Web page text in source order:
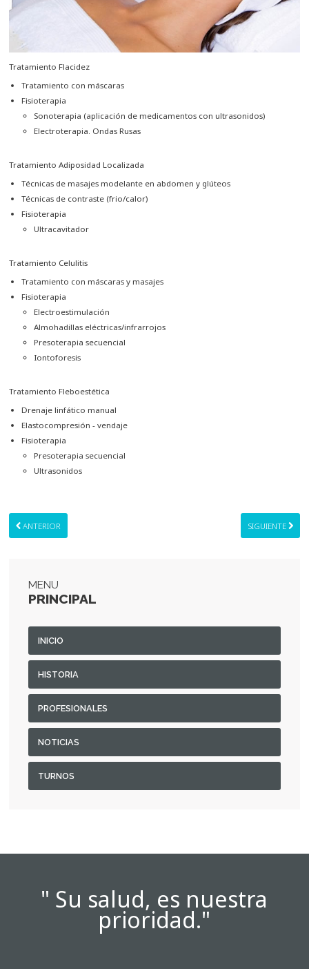
Noticias
Turnos
SAMPLE
SIDEBAR
MODULE
is
sample
module
published
sidebar_bottom
position,
using
the
sidebar
module
suffix.
There
also
sidebar_top
the
search.
Tratamiento Flacidez
Tratamiento con máscaras
Fisioterapia
Sonoterapia (aplicación de medicamentos con ultrasonidos)
Electroterapia. Ondas Rusas
Tratamiento Adiposidad Localizada
Técnicas de masajes modelante en abdomen y glúteos
Técnicas de contraste (frio/calor)
Fisioterapia
Ultracavitador
Tratamiento Celulitis
Tratamiento con máscaras y masajes
Fisioterapia
Electroestimulación
Almohadillas eléctricas/infrarrojos
Presoterapia secuencial
Iontoforesis
Tratamiento Fleboestética
Drenaje linfático manual
Elastocompresión - vendaje
Fisioterapia
Presoterapia secuencial
Ultrasonidos
ANTERIOR SIGUIENTE
MENU
PRINCIPAL
INICIO
HISTORIA
PROFESIONALES
NOTICIAS
TURNOS
" Su salud, es nuestra
prioridad."